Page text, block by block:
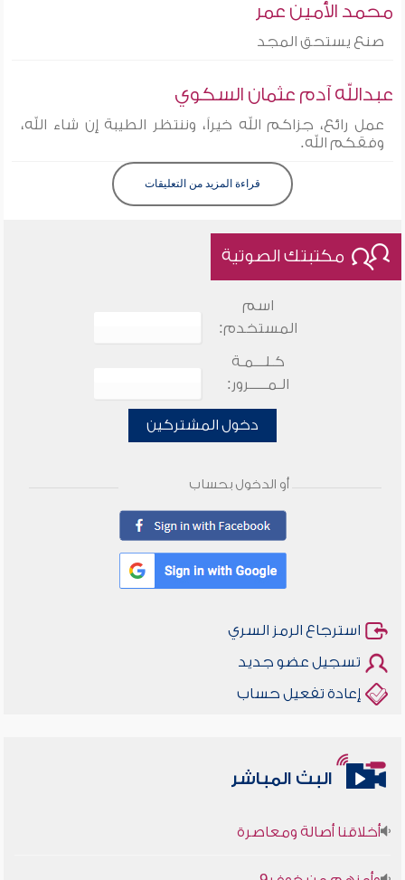
محمد الأمين عمر
صنع يستحق المجد
عبدالله آدم عثمان السكوي
عمل رائع، جزاكم الله خيراً، وننتظر الطيبة إن شاء الله،
وفقكم الله.
قراءة المزيد من التعليقات
مكتبتك الصوتية
اسم
المستخدم:
كـلـــمـة
الـمـــــرور:
دخول المشتركين
أو الدخول بحساب
استرجاع الرمز السري
تسجيل عضو جديد
إعادة تفعيل حساب
البث المباشر